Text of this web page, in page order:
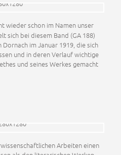
wieder schon im Namen unser
sich bei diesem Band (GA 188)
im Januar 1919, die sich
und in deren Verlauf wichtige
und seines Werkes gemacht
Arbeiten einen